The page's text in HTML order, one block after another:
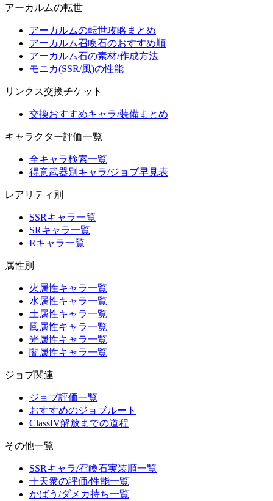
アーカルムの転世
アーカルムの転世攻略まとめ
アーカルム召喚石のおすすめ順
アーカルム石の素材/作成方法
モニカ(SSR/風)の性能
リンクス交換チケット
交換おすすめキャラ/装備まとめ
キャラクター評価一覧
全キャラ検索一覧
得意武器別キャラ/ジョブ早見表
レアリティ別
SSRキャラ一覧
SRキャラ一覧
Rキャラ一覧
属性別
火属性キャラ一覧
水属性キャラ一覧
土属性キャラ一覧
風属性キャラ一覧
光属性キャラ一覧
闇属性キャラ一覧
ジョブ関連
ジョブ評価一覧
おすすめのジョブルート
ClassIV解放までの道程
その他一覧
SSRキャラ/召喚石実装順一覧
十天衆の評価/性能一覧
かばう/ダメカ持ち一覧